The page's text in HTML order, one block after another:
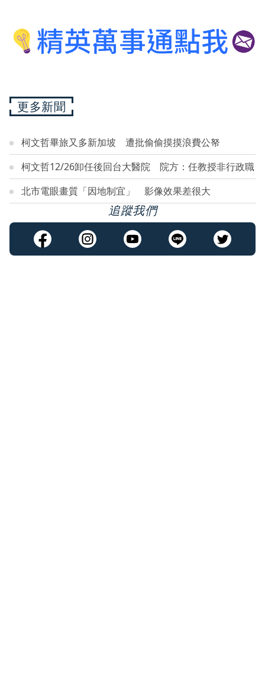
更多新聞
柯文哲畢旅又多新加坡 遭批偷偷摸摸浪費公帑
柯文哲12/26卸任後回台大醫院 院方：任教授非行政職
北市電眼畫質「因地制宜」 影像效果差很大
追蹤我們